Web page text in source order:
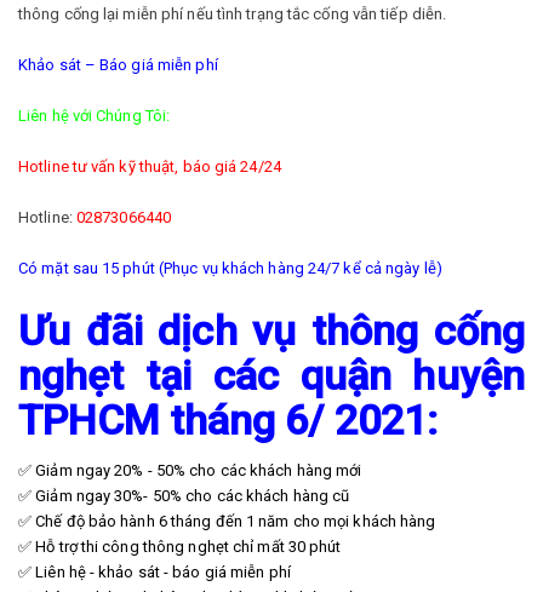
thông cống lại miễn phí nếu tình trạng tắc cống vẫn tiếp diễn.
Khảo sát – Báo giá miễn phí
Liên hệ với Chúng Tôi:
Hotline tư vấn kỹ thuật, báo giá 24/24
Hotline: 02873066440
Có mặt sau 15 phút (Phục vụ khách hàng 24/7 kể cả ngày lễ)
Ưu đãi dịch vụ thông cống
nghẹt tại các quận huyện
TPHCM tháng 6/ 2021:
✅ Giảm ngay 20% - 50% cho các khách hàng mới
✅ Giảm ngay 30%- 50% cho các khách hàng cũ
✅ Chế độ bảo hành 6 tháng đến 1 năm cho mọi khách hàng
✅ Hỗ trợ thi công thông nghẹt chỉ mất 30 phút
✅ Liên hệ - khảo sát - báo giá miễn phí